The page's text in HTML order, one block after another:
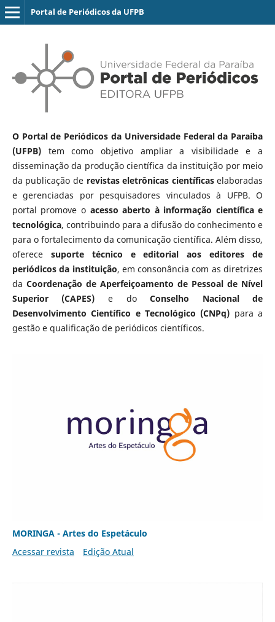
Portal de Periódicos da UFPB
O Portal de Periódicos da Universidade Federal da Paraíba
(UFPB)tem como objetivo ampliar a visibilidade e a
disseminação da produção científica da instituição por meio
da publicação de revistas eletrônicas científicaselaboradas
e gerenciadas por pesquisadores vinculados à UFPB. O
portal promove o acesso aberto à informação científica e
tecnológica, contribuindo para a difusão do conhecimento e
para o fortalecimento da comunicação científica. Além disso,
oferece suporte técnico e editorial aos editores de
periódicos da instituição, em consonância com as diretrizes
da Coordenação de Aperfeiçoamento de Pessoal de Nível
Superior (CAPES) e doConselho Nacional de
Desenvolvimento Científico e Tecnológico (CNPq) para a
gestão e qualificação de periódicos científicos.
MORINGA - Artes do Espetáculo
Acessar revista
Edição Atual